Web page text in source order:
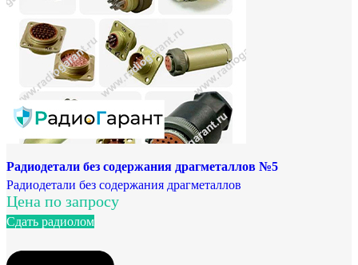
Радиодетали без содержания драгметаллов №5
Радиодетали без содержания драгметаллов
Цена по запросу
Сдать радиолом